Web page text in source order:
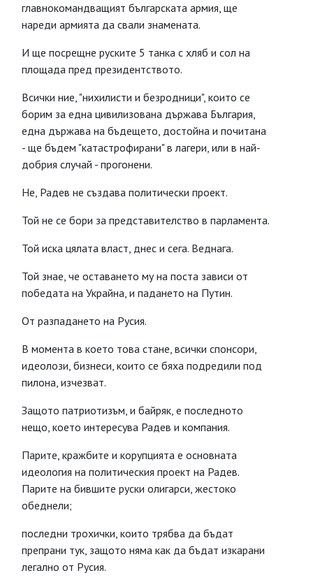
главнокомандващият българската армия, ще
нареди армията да свали знамената.
И ще посрещне руските 5 танка с хляб и сол на
площада пред президентството.
Всички ние, "нихилисти и безродници", които се
борим за една цивилизована държава България,
една държава на бъдещето, достойна и почитана
- ще бъдем "катастрофирани" в лагери, или в най-
добрия случай - прогонени.
Не, Радев не създава политически проект.
Той не се бори за представителство в парламента.
Той иска цялата власт, днес и сега. Веднага.
Той знае, че оставането му на поста зависи от
победата на Украйна, и падането на Путин.
От разпадането на Русия.
В момента в което това стане, всички спонсори,
идеолози, бизнеси, които се бяха подредили под
пилона, изчезват.
Защото патриотизъм, и байряк, е последното
нещо, което интересува Радев и компания.
Парите, кражбите и корупцията е основната
идеология на политическия проект на Радев.
Парите на бившите руски олигарси, жестоко
обеднели;
последни трохички, които трябва да бъдат
препрани тук, защото няма как да бъдат изкарани
легално от Русия.